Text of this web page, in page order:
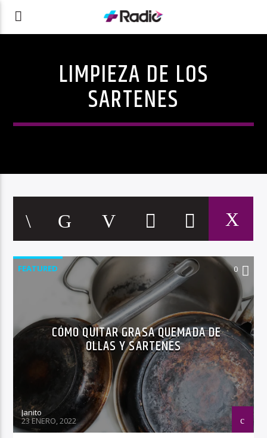
LIMPIEZA DE LOS
SARTENES
FEATURED 0
CÓMO QUITAR GRASA QUEMADA DE
OLLAS Y SARTENES
Janito
23 ENERO, 2022